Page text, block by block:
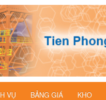
VỤ BẢNG GIÁ KHO